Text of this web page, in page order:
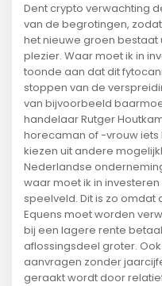
Dent crypto verwachting
van de begrotingen,
het nieuwe groen bestaat
plezier. Waar moet ik in
toonde aan dat dit
stoppen van de
van bijvoorbeeld
handelaar Rutger
horecaman of -vrouw iets
kiezen uit andere
Nederlandse
waar moet ik in
speelveld. Dit is zo
Equens moet worden
bij een lagere rente
aflossingsdeel groter.
aanvragen zonder
geraakt wordt door